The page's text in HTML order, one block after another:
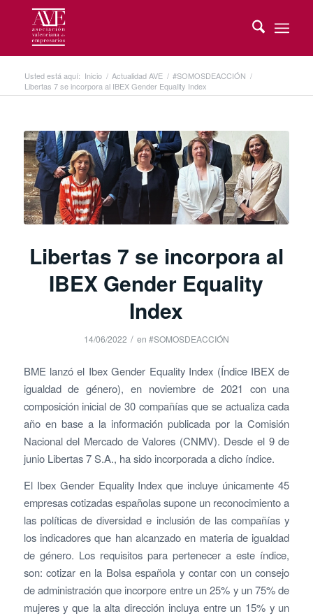
Usted está aquí: Inicio / Actualidad AVE / #SOMOSDEACCIÓN /
Libertas 7 se incorpora al IBEX Gender Equality Index
Libertas 7 se incorpora al
IBEX Gender Equality
Index
14/06/2022 / en #SOMOSDEACCIÓN
BME lanzó el Ibex Gender Equality Index (Índice IBEX de
igualdad de género), en noviembre de 2021 con una
composición inicial de 30 compañías que se actualiza cada
año en base a la información publicada por la Comisión
Nacional del Mercado de Valores (CNMV). Desde el 9 de
junio Libertas 7 S.A., ha sido incorporada a dicho índice.
El Ibex Gender Equality Index que incluye únicamente 45
empresas cotizadas españolas supone un reconocimiento a
las políticas de diversidad e inclusión de las compañías y
los indicadores que han alcanzado en materia de igualdad
de género. Los requisitos para pertenecer a este índice,
son: cotizar en la Bolsa española y contar con un consejo
de administración que incorpore entre un 25% y un 75% de
mujeres y que la alta dirección incluya entre un 15% y un